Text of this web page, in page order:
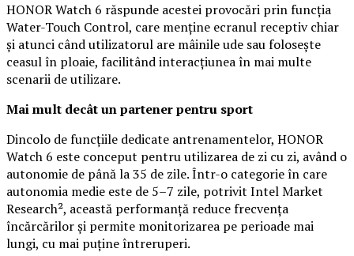
HONOR Watch 6 răspunde acestei provocări prin funcția
Water-Touch Control, care menține ecranul receptiv chiar
și atunci când utilizatorul are mâinile ude sau folosește
ceasul în ploaie, facilitând interacțiunea în mai multe
scenarii de utilizare.
Mai mult decât un partener pentru sport
Dincolo de funcțiile dedicate antrenamentelor, HONOR
Watch 6 este conceput pentru utilizarea de zi cu zi, având o
autonomie de până la 35 de zile. Într-o categorie în care
autonomia medie este de 5–7 zile, potrivit Intel Market
Research², această performanță reduce frecvența
încărcărilor și permite monitorizarea pe perioade mai
lungi, cu mai puține întreruperi.